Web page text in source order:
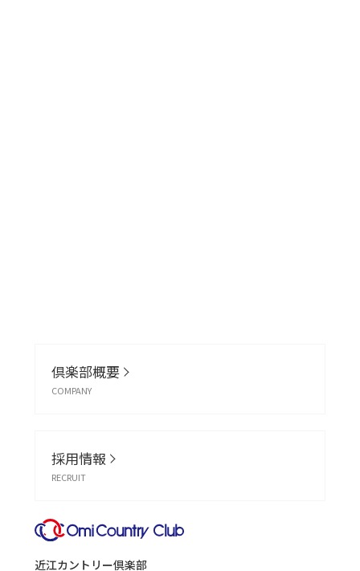
倶楽部概要
COMPANY
採用情報
RECRUIT
近江カントリー倶楽部